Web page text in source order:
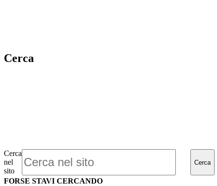
Cerca
Cerca
nel
sito
Cerca
FORSE STAVI CERCANDO